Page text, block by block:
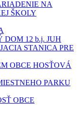
NA
ŠKOLY
12 b.j. JUH
STANICA PRE
OBCE HOSŤOVÁ
PARKU
OBCE